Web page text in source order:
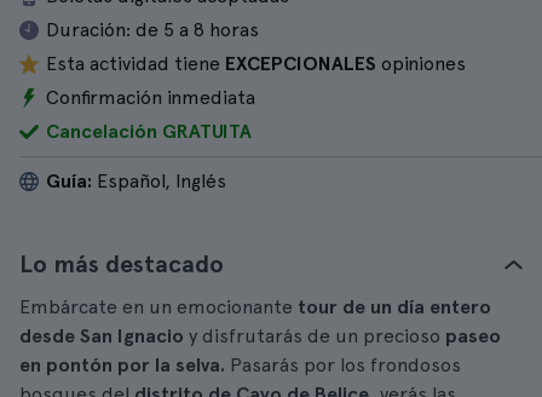
Duración: de 5 a 8 horas
Esta actividad tiene EXCEPCIONALES opiniones
Confirmación inmediata
Cancelación GRATUITA
Guía: Español, Inglés
Lo más destacado
Embárcate en un emocionante tour de un día entero
desde San Ignacio y disfrutarás de un precioso paseo
en pontón por la selva. Pasarás por los frondosos